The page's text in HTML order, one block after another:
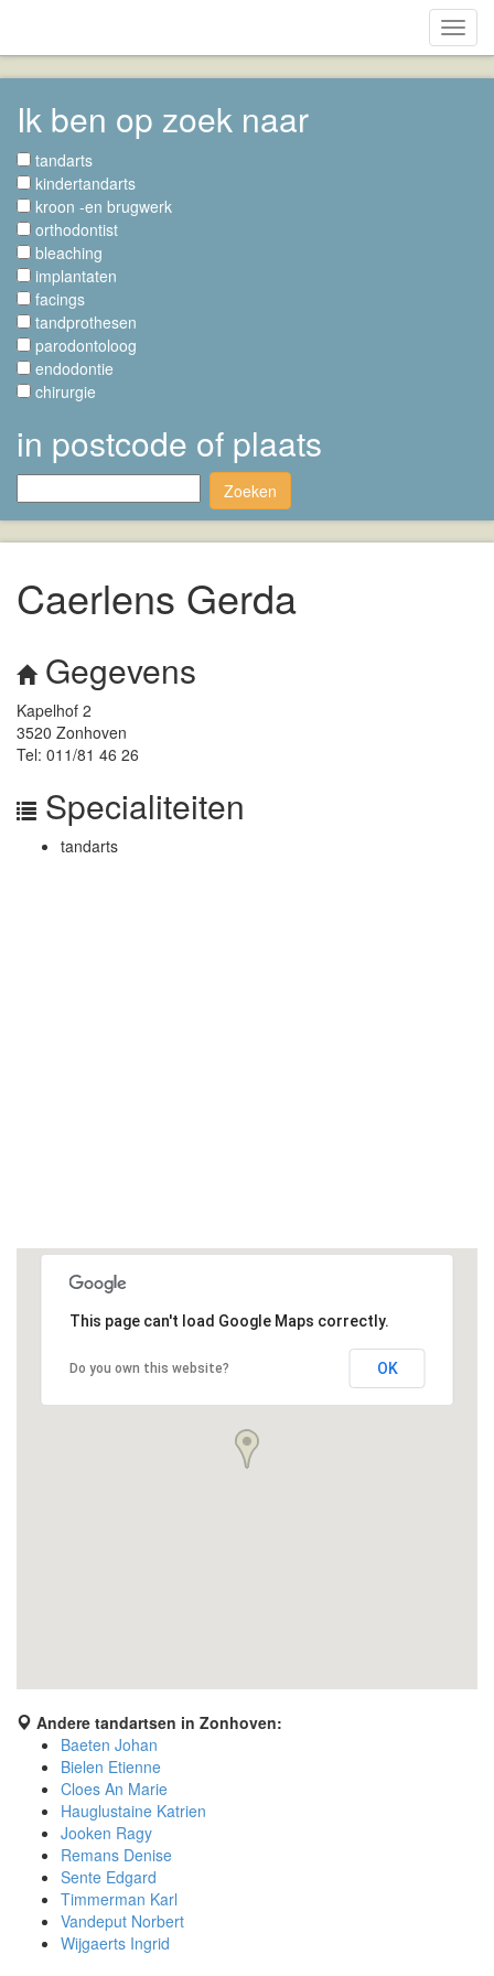
Ik ben op zoek naar
tandarts
kindertandarts
kroon -en brugwerk
orthodontist
bleaching
implantaten
facings
tandprothesen
parodontoloog
endodontie
chirurgie
in postcode of plaats
Zoeken
Caerlens Gerda
Gegevens
Kapelhof 2
3520 Zonhoven
Tel: 011/81 46 26
Specialiteiten
tandarts
This page can't load Google Maps correctly.
Do you own this website? OK
Andere tandartsen in Zonhoven:
Baeten Johan
Bielen Etienne
Cloes An Marie
Hauglustaine Katrien
Jooken Ragy
Remans Denise
Sente Edgard
Timmerman Karl
Vandeput Norbert
Wijgaerts Ingrid